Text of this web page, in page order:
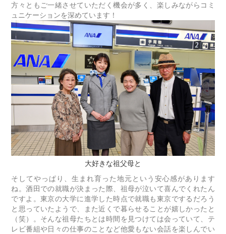
方々ともご一緒させていただく機会が多く、楽しみながらコミ
ュニケーションを深めています！
大好きな祖父母と
そしてやっぱり、生まれ育った地元という安心感があります
ね。酒田での就職が決まった際、祖母が泣いて喜んでくれたん
ですよ。東京の大学に進学した時点で就職も東京でするだろう
と思っていたようで、また近くで暮らせることが嬉しかったと
（笑）。そんな祖母たちとは時間を見つけては会っていて、テ
レビ番組や日々の仕事のことなど他愛もない会話を楽しんでい